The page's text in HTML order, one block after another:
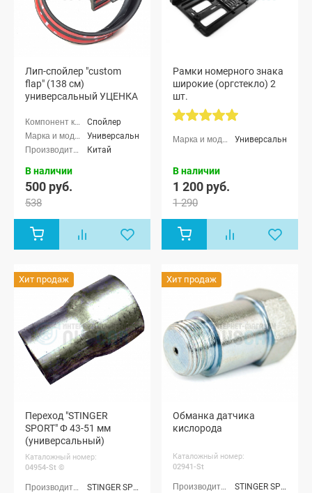
Лип-спойлер "custom
flap" (138 см)
универсальный УЦЕНКА
Спойлер
Универсальные
Китай
В наличии
500 руб.
538
Рамки номерного знака
широкие (оргстекло) 2
шт.
Универсальные
В наличии
1 200 руб.
1 290
Хит продаж
Переход "STINGER
SPORT" Ф 43-51 мм
(универсальный)
Каталожный номер:
04954-St ©
STINGER SPORT
Хит продаж
Обманка датчика
кислорода
Каталожный номер:
02941-St
STINGER SPORT